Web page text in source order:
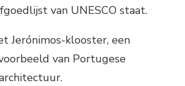
van UNESCO staat.
Jerónimos-klooster, een
van Portugese